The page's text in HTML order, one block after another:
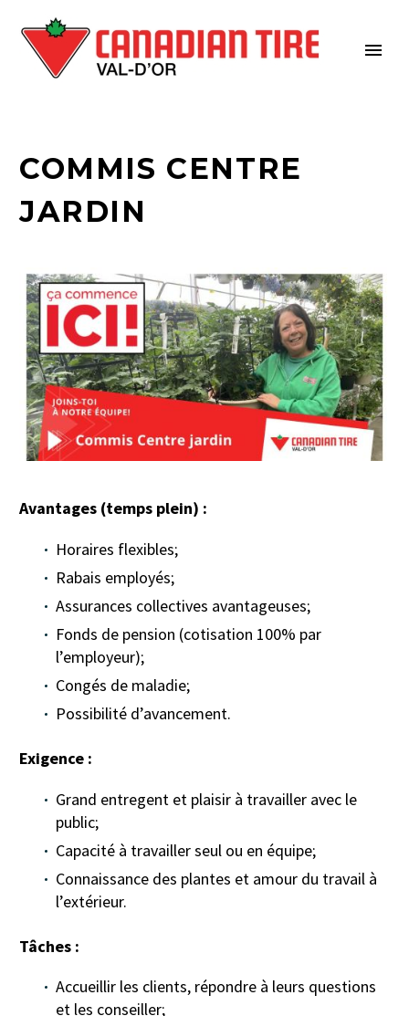
COMMIS CENTRE
JARDIN
Avantages (temps plein) :
Horaires flexibles;
Rabais employés;
Assurances collectives avantageuses;
Fonds de pension (cotisation 100% par
l’employeur);
Congés de maladie;
Possibilité d’avancement.
Exigence :
Grand entregent et plaisir à travailler avec le
public;
Capacité à travailler seul ou en équipe;
Connaissance des plantes et amour du travail à
l’extérieur.
Tâches :
Accueillir les clients, répondre à leurs questions
et les conseiller;